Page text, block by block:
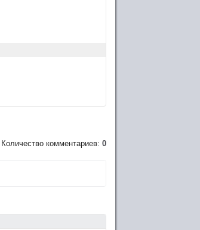
Количество комментариев: 0